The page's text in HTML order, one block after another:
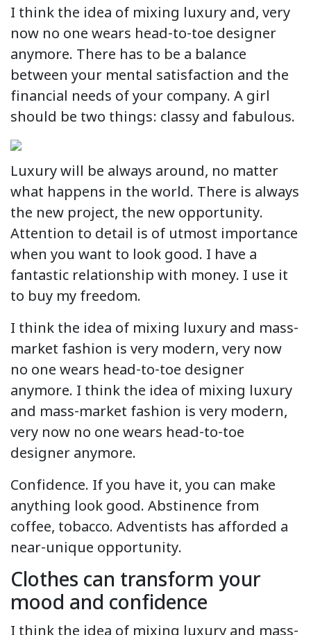
I think the idea of mixing luxury and, very
now no one wears head-to-toe designer
anymore. There has to be a balance
between your mental satisfaction and the
financial needs of your company. A girl
should be two things: classy and fabulous.
Luxury will be always around, no matter
what happens in the world. There is always
the new project, the new opportunity.
Attention to detail is of utmost importance
when you want to look good. I have a
fantastic relationship with money. I use it
to buy my freedom.
I think the idea of mixing luxury and mass-
market fashion is very modern, very now
no one wears head-to-toe designer
anymore. I think the idea of mixing luxury
and mass-market fashion is very modern,
very now no one wears head-to-toe
designer anymore.
Confidence. If you have it, you can make
anything look good. Abstinence from
coffee, tobacco. Adventists has afforded a
near-unique opportunity.
Clothes can transform your
mood and confidence